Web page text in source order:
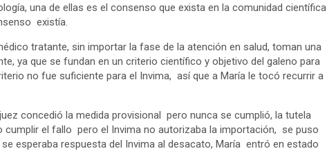
una de ellas es el consenso que exista en la comunidad científica
existía.
tratante, sin importar la fase de la atención en salud, toman una
ya que se fundan en un criterio científico y objetivo del galeno para
no fue suficiente para el Invima, así que a María le tocó recurrir a
concedió la medida provisional pero nunca se cumplió, la tutela
cumplir el fallo pero el Invima no autorizaba la importación, se puso
esperaba respuesta del Invima al desacato, María entró en estado